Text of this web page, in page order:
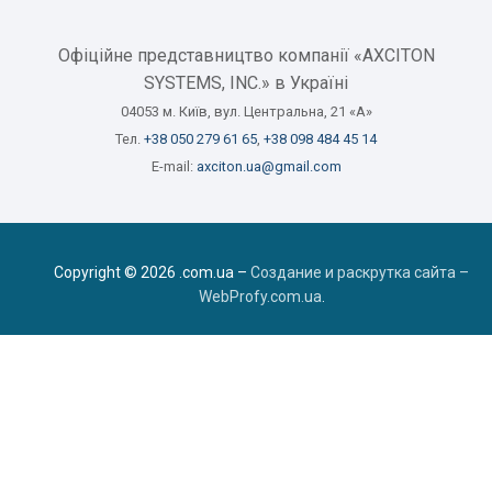
Офіційне представництво компанії «AXCITON
SYSTEMS, INC.» в Україні
04053 м. Київ, вул. Центральна, 21 «А»
Тел. +38 050 279 61 65, +38 098 484 45 14
E-mail: axciton.ua@gmail.com
Copyright © 2026 .com.ua – Создание и раскрутка сайта –
WebProfy.com.ua